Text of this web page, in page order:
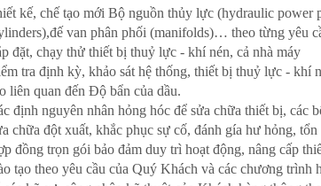
kế, chế tạo mới Bộ nguồn thủy lực (hydraulic power
van phân phối (manifolds)… theo từng yêu
đặt, chạy thử thiết bị thuỷ lực - khí nén, cả nhà máy
tra định kỳ, khảo sát hệ thống, thiết bị thuỷ lực - khí
liên quan đến Độ bẩn của dầu.
định nguyên nhân hỏng hóc để sửa chữa thiết bị, các
chữa đột xuất, khắc phục sự cố, đánh gía hư hỏng,
đồng trọn gói bảo đảm duy trì hoạt động, nâng cấp
tạo theo yêu cầu của Quý Khách và các chương trình